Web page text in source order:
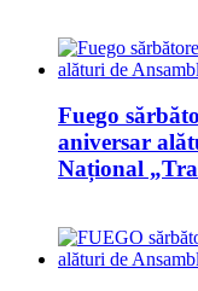
Fuego
aniversar
Național